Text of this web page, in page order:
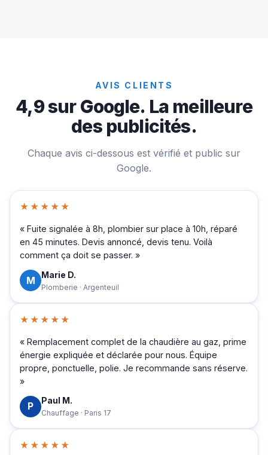
AVIS CLIENTS
4,9 sur Google. La meilleure
des publicités.
Chaque avis ci-dessous est vérifié et public sur
Google.
★★★★★
« Fuite signalée à 8h, plombier sur place à 10h, réparé
en 45 minutes. Devis annoncé, devis tenu. Voilà
comment ça doit se passer. »
M Marie D.
Plomberie · Argenteuil
★★★★★
« Remplacement complet de la chaudière au gaz, prime
énergie expliquée et déclarée pour nous. Équipe
propre, ponctuelle, polie. Je recommande sans réserve.
»
P Paul M.
Chauffage · Paris 17
★★★★★